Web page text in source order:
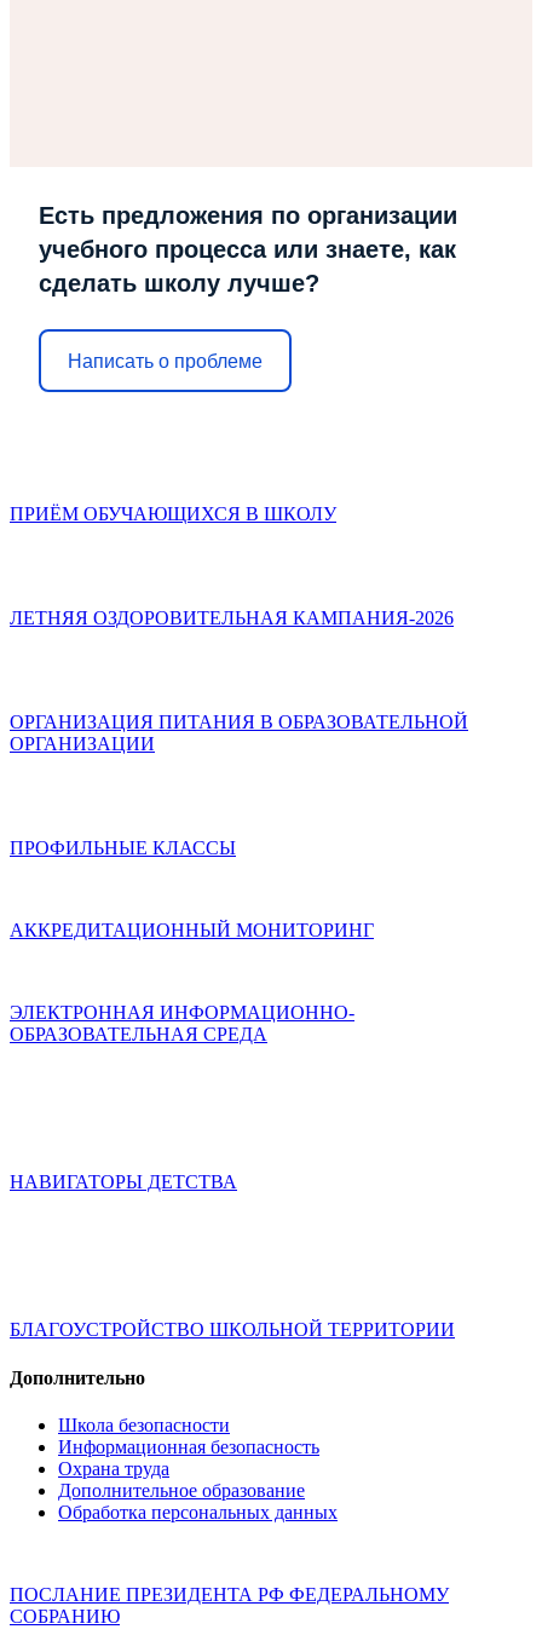
Есть предложения по организации
учебного процесса или знаете, как
сделать школу лучше?
Написать о проблеме
ПРИЁМ ОБУЧАЮЩИХСЯ В ШКОЛУ
ЛЕТНЯЯ ОЗДОРОВИТЕЛЬНАЯ КАМПАНИЯ-2026
ОРГАНИЗАЦИЯ ПИТАНИЯ В ОБРАЗОВАТЕЛЬНОЙ
ОРГАНИЗАЦИИ
ПРОФИЛЬНЫЕ КЛАССЫ
АККРЕДИТАЦИОННЫЙ МОНИТОРИНГ
ЭЛЕКТРОННАЯ ИНФОРМАЦИОННО-
ОБРАЗОВАТЕЛЬНАЯ СРЕДА
НАВИГАТОРЫ ДЕТСТВА
БЛАГОУСТРОЙСТВО ШКОЛЬНОЙ ТЕРРИТОРИИ
Дополнительно
Школа безопасности
Информационная безопасность
Охрана труда
Дополнительное образование
Обработка персональных данных
ПОСЛАНИЕ ПРЕЗИДЕНТА РФ ФЕДЕРАЛЬНОМУ
СОБРАНИЮ